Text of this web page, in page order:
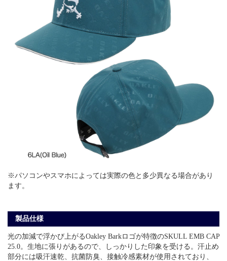
※パソコンやスマホによっては実際の色と多少異なる場合があり
ます。
製品仕様
光の加減で浮かび上がるOakley Barkロゴが特徴のSKULL EMB CAP
25.0。生地に張りがあるので、しっかりした印象を受ける。汗止め
部分には吸汗速乾、抗菌防臭、接触冷感素材が使用されており、